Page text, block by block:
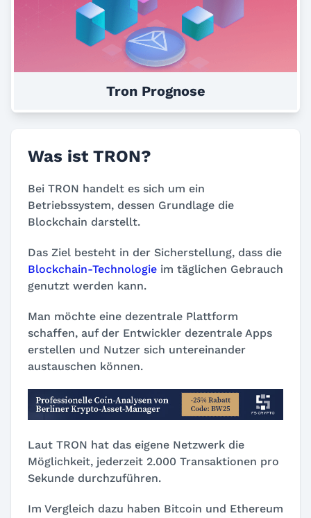
Tron Prognose
Was ist TRON?
Bei TRON handelt es sich um ein
Betriebssystem, dessen Grundlage die
Blockchain darstellt.
Das Ziel besteht in der Sicherstellung, dass die
Blockchain-Technologie im täglichen Gebrauch
genutzt werden kann.
Man möchte eine dezentrale Plattform
schaffen, auf der Entwickler dezentrale Apps
erstellen und Nutzer sich untereinander
austauschen können.
Laut TRON hat das eigene Netzwerk die
Möglichkeit, jederzeit 2.000 Transaktionen pro
Sekunde durchzuführen.
Im Vergleich dazu haben Bitcoin und Ethereum